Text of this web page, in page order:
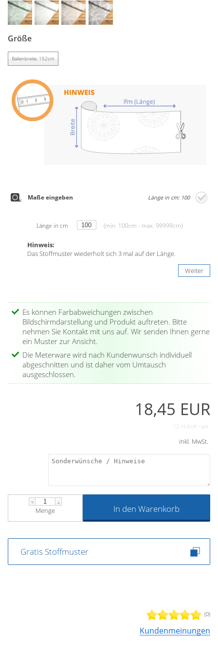
Gardinenstange
Stoffe
Panneaux
Größe
Ballenbreite: 152cm
Maße eingeben Länge in cm: 100
Länge in cm (min. 100cm - max. 99999cm)
Hinweis:
Das Stoffmuster wiederholt sich 3 mal auf der Länge.
Weiter
Es können Farbabweichungen zwischen
Bildschirmdarstellung und Produkt auftreten. Bitte
nehmen Sie Kontakt mit uns auf. Wir senden Ihnen gerne
ein Muster zur Ansicht.
Die Meterware wird nach Kundenwunsch individuell
abgeschnitten und ist daher vom Umtausch
ausgeschlossen.
(0)
Kundenmeinungen
18,45 EUR
12,14 EUR / qm
inkl. MwSt.
▼ ▲
Menge In den Warenkorb
Gratis Stoffmuster